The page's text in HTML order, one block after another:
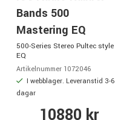
Bands 500
Mastering EQ
500-Series Stereo Pultec style
EQ
Artikelnummer 1072046
I webblager. Leveranstid 3-6
dagar
10880 kr